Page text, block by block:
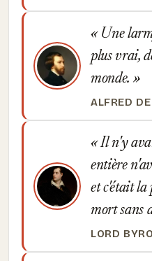
Une
plus vrai,
monde.
ALFRED
Il n'y
entière
et c'était la
mort sans
LORD